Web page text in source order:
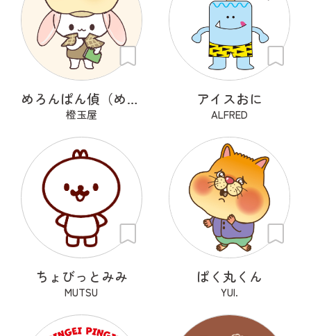
めろんぱん偵（めろんぱんてい）
橙玉屋
アイスおに
ALFRED
ちょびっとみみ
MUTSU
ぱく丸くん
YUI.